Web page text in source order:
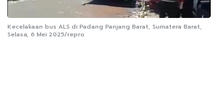
Kecelakaan bus ALS di Padang Panjang Barat, Sumatera Barat,
Selasa, 6 Mei 2025/repro